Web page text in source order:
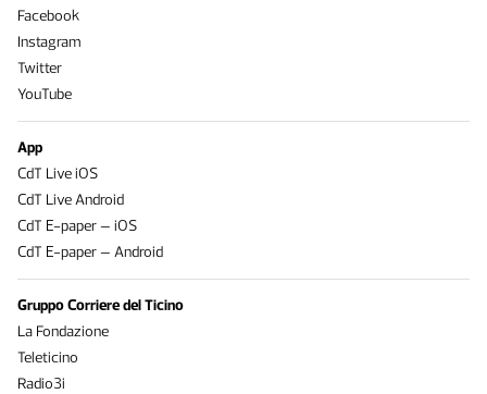
Facebook
Instagram
Twitter
YouTube
App
CdT Live iOS
CdT Live Android
CdT E-paper – iOS
CdT E-paper – Android
Gruppo Corriere del Ticino
La Fondazione
Teleticino
Radio3i